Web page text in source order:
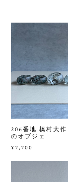
206番地 橋村大
のオブジェ
¥7,700